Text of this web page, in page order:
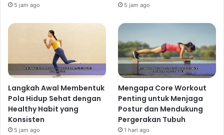
5 jam ago 5 jam ago
Langkah Awal Membentuk
Pola Hidup Sehat dengan
Healthy Habit yang
Konsisten
5 jam ago
Mengapa Core Workout
Penting untuk Menjaga
Postur dan Mendukung
Pergerakan Tubuh
1 hari ago